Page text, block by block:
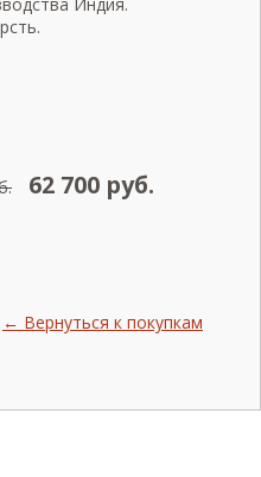
62 700 руб.
← Вернуться к покупкам